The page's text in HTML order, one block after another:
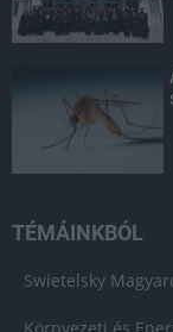
TÉMÁINKBÓL
Swietelsky
Környezeti és